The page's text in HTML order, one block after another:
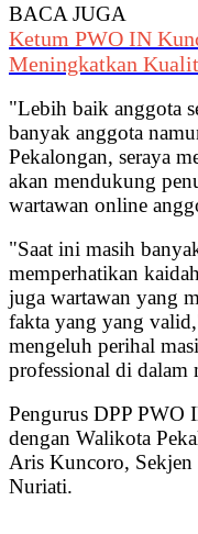
BACA JUGA
Ketum PWO IN
Meningkatkan
"Lebih baik anggota
banyak anggota
Pekalongan, seraya
akan mendukung
wartawan online
"Saat ini masih
memperhatikan
juga wartawan yang
fakta yang yang
mengeluh perihal
professional di dalam
Pengurus DPP PWO
dengan Walikota
Aris Kuncoro,
Nuriati.